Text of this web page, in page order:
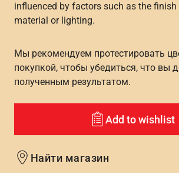
influenced by factors such as the
material or lighting.
Мы рекомендуем протестировать
покупкой, чтобы убедиться, что вы
полученным результатом.
Add to wishlist
Найти магазин